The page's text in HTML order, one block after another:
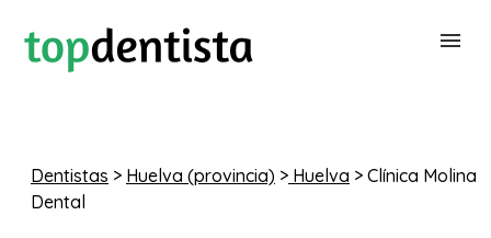
PARA CLÍNICAS DENTALES
Dentistas > Huelva (provincia) > Huelva > Clínica Molina
Dental